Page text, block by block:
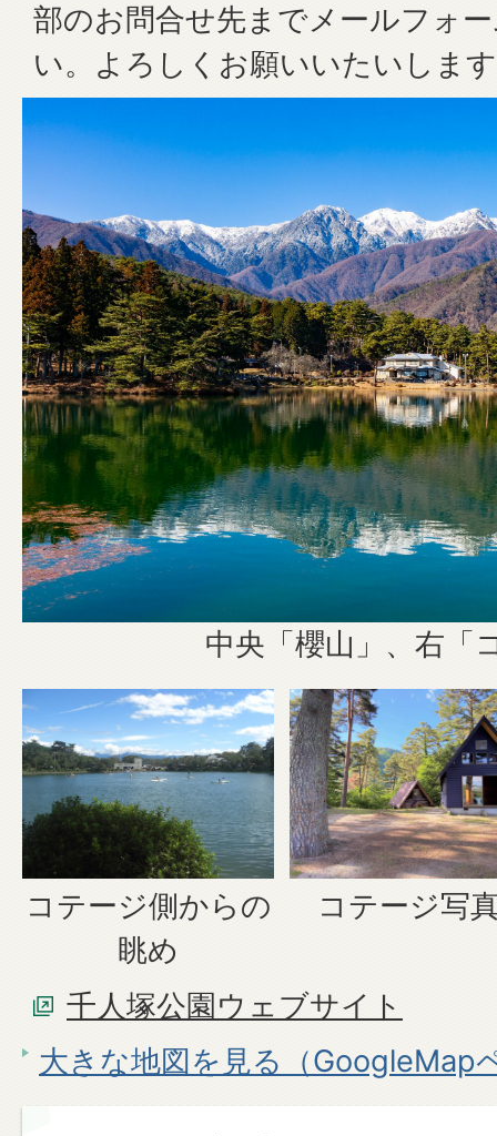
部のお問合せ先までメールフォ
い。よろしくお願いいたいしま
中央「櫻山」、右「
コテージ側からの
眺め
コテージ写
千人塚公園ウェブサイト
大きな地図を見る（GoogleMap